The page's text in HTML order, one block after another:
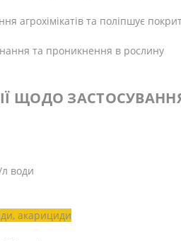
агрохімікатів та поліпшує
та проникнення в рослину
ЩОДО
води
акарициди